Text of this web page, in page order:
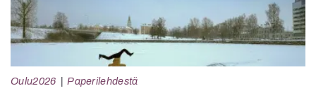
Oulu2026 Paperilehdestä